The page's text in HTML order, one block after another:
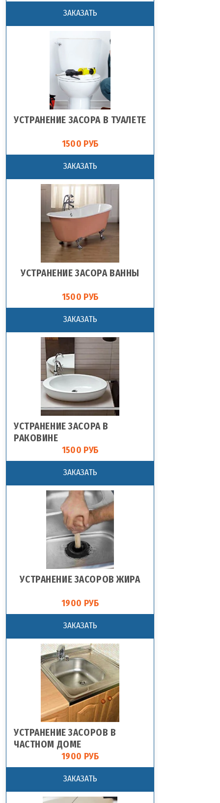
ЗАКАЗАТЬ
УСТРАНЕНИЕ ЗАСОРА В ТУАЛЕТЕ
1500 РУБ
ЗАКАЗАТЬ
УСТРАНЕНИЕ ЗАСОРА ВАННЫ
1500 РУБ
ЗАКАЗАТЬ
УСТРАНЕНИЕ ЗАСОРА В
РАКОВИНЕ
1500 РУБ
ЗАКАЗАТЬ
УСТРАНЕНИЕ ЗАСОРОВ ЖИРА
1900 РУБ
ЗАКАЗАТЬ
УСТРАНЕНИЕ ЗАСОРОВ В
ЧАСТНОМ ДОМЕ
1900 РУБ
ЗАКАЗАТЬ